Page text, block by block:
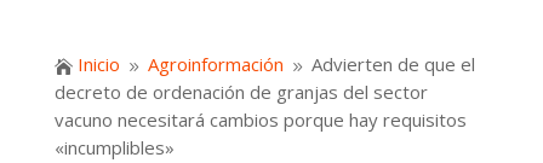
 Inicio 9 Agroinformación 9 Advierten de que el
decreto de ordenación de granjas del sector
vacuno necesitará cambios porque hay requisitos
«incumplibles»